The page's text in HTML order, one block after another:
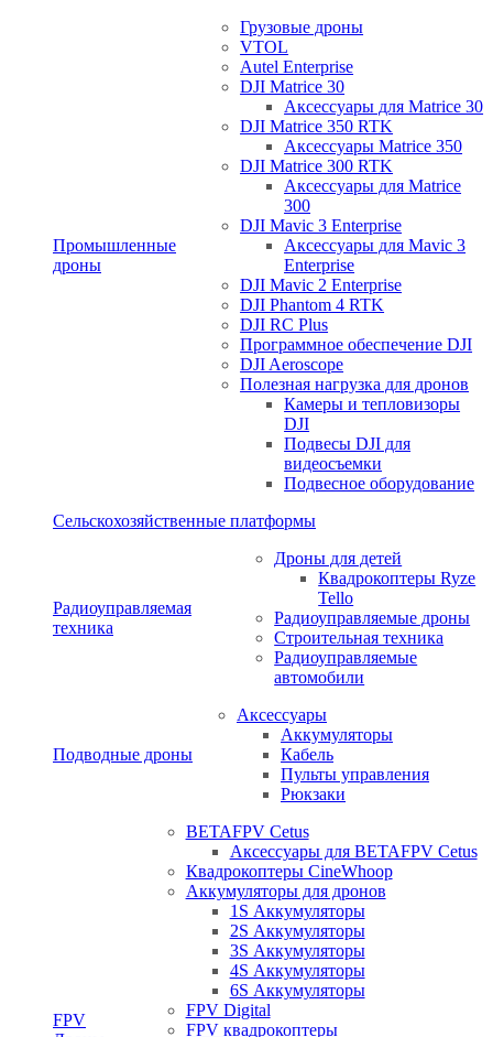
Промышленные
дроны
Грузовые дроны
VTOL
Autel Enterprise
DJI Matrice 30
Аксессуары для Matrice 30
DJI Matrice 350 RTK
Аксессуары Matrice 350
DJI Matrice 300 RTK
Аксессуары для Matrice
300
DJI Mavic 3 Enterprise
Аксессуары для Mavic 3
Enterprise
DJI Mavic 2 Enterprise
DJI Phantom 4 RTK
DJI RC Plus
Программное обеспечение DJI
DJI Aeroscope
Полезная нагрузка для дронов
Камеры и тепловизоры
DJI
Подвесы DJI для
видеосъемки
Подвесное оборудование
Сельскохозяйственные платформы
Радиоуправляемая
техника
Дроны для детей
Квадрокоптеры Ryze
Tello
Радиоуправляемые дроны
Строительная техника
Радиоуправляемые
автомобили
Подводные дроны
Аксессуары
Аккумуляторы
Кабель
Пульты управления
Рюкзаки
FPV
BETAFPV Cetus
Аксессуары для BETAFPV Cetus
Квадрокоптеры CineWhoop
Аккумуляторы для дронов
1S Аккумуляторы
2S Аккумуляторы
3S Аккумуляторы
4S Аккумуляторы
6S Аккумуляторы
FPV Digital
FPV квадрокоптеры